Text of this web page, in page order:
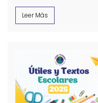
académicas 2024
Primaria:1er Lugar:
Valeria Bozzi Posso…
Leer Más